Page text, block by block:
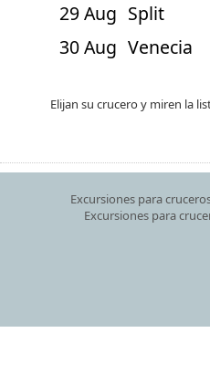
29 Aug Split
30 Aug Venecia
Elijan su crucero y miren la
Excursiones para
Excursiones para